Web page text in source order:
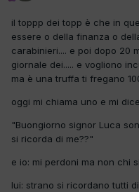
il toppp dei topp è che in
essere o della finanza o
carabinieri.... e poi dopo 20
giornale dei..... e vogliono
ma è una truffa ti fregano
oggi mi chiama uno e mi
"Buongiorno signor Luca
si ricorda di me??"
e io: mi perdoni ma non chi
lui: strano si ricordano tutti